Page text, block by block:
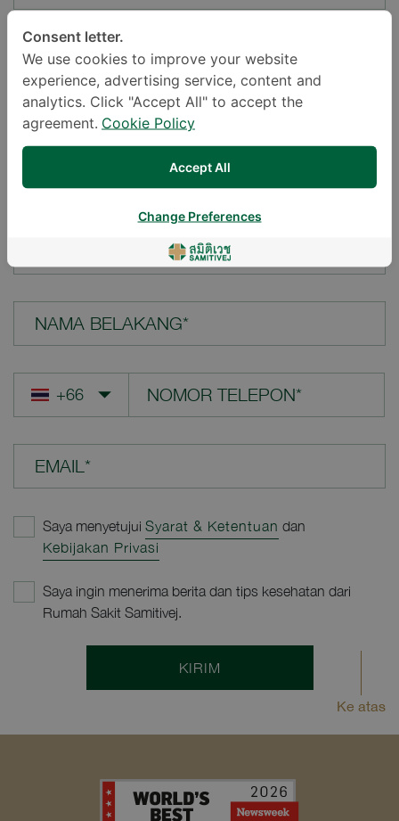
LOKASI*
PERTANYAAN ANDA*
NAMA BELAKANG*
EMAIL*
Saya menyetujui Syarat & Ketentuan dan
Kebijakan Privasi
Saya ingin menerima berita dan tips kesehatan dari
Rumah Sakit Samitivej.
KIRIM
Ke atas
Consent letter.
We use cookies to improve your website
experience, advertising service, content and
analytics. Click "Accept All" to accept the
agreement. Cookie Policy
Accept All
Change Preferences